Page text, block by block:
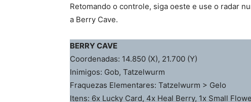
Retomando o controle, siga oeste e use o radar
a Berry Cave.
BERRY CAVE
Coordenadas: 14.850 (X), 21.700 (Y)
Inimigos: Gob, Tatzelwurm
Fraquezas Elementares: Tatzelwurm > Gelo
Itens: 6x Lucky Card, 4x Heal Berry, 1x Small